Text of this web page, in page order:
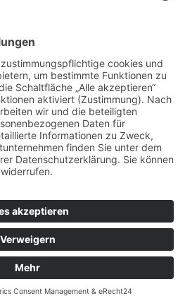
(CeBB)
78
Datenschutzerklärung